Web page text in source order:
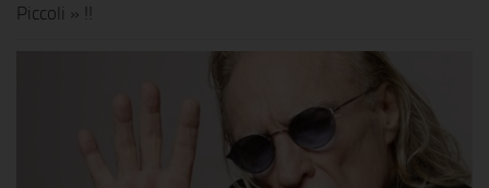
Piccoli » !!